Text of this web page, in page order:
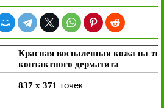
Красная воспаленная кожа на
контактного дерматита
837 x 371 точек